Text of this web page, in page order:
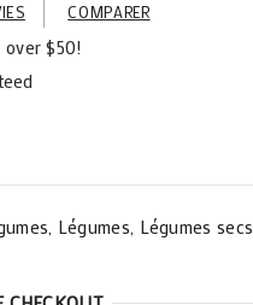
COMPARER
$50!
, Légumes, Légumes secs